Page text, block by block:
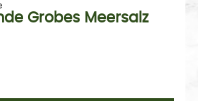
Grobes Meersalz